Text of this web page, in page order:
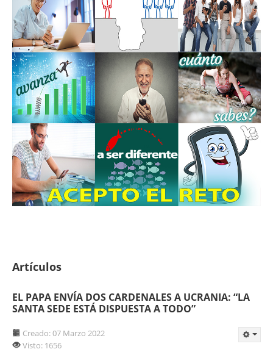
Artículos
EL PAPA ENVÍA DOS CARDENALES A UCRANIA: “LA
SANTA SEDE ESTÁ DISPUESTA A TODO”
Creado: 07 Marzo 2022
Visto: 1656